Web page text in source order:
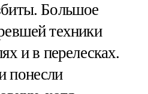
Большое
техники
и в перелесках.
понесли